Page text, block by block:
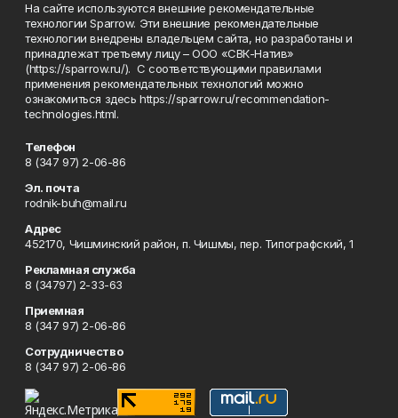
На сайте используются внешние рекомендательные
технологии Sparrow. Эти внешние рекомендательные
технологии внедрены владельцем сайта, но разработаны и
принадлежат третьему лицу – ООО «СВК-Натив»
(https://sparrow.ru/). С соответствующими правилами
применения рекомендательных технологий можно
ознакомиться здесь https://sparrow.ru/recommendation-
technologies.html.
Телефон
8 (347 97) 2-06-86
Эл. почта
rodnik-buh@mail.ru
Адрес
452170, Чишминский район, п. Чишмы, пер. Типографский, 1
Рекламная служба
8 (34797) 2-33-63
Приемная
8 (347 97) 2-06-86
Сотрудничество
8 (347 97) 2-06-86